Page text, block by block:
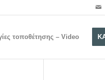
τοποθέτησης – Video